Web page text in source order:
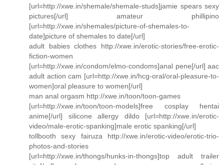
[url=http://xwe.in/shemale/shemale-studs]jamie spears sexy
pictures[/url] amateur phillipino
[url=http://xwe.in/shemales/picture-of-shemales-to-
date]picture of shemales to date[/url]
adult babies clothes http://xwe.in/erotic-stories/free-erotic-
fiction-women
[url=http://xwe.in/condom/elmo-condoms]anal pene[/url] aac
adult action cam [url=http://xwe.in/hcg-oral/oral-pleasure-to-
women]oral pleasure to women[/url]
man anal orgasm http://xwe.in/toon/toon-games
[url=http://xwe.in/toon/toon-models]free cosplay hentai
anime[/url] silicone allergy dildo [url=http://xwe.in/erotic-
video/male-erotic-spanking]male erotic spanking[/url]
tollbooth sexy fairuza http://xwe.in/erotic-video/erotic-trio-
photos-and-stories
[url=http://xwe.in/thongs/hunks-in-thongs]top adult trailer